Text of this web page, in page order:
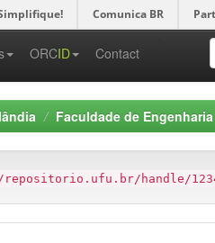
Comunica BR
ORCID Contact
Faculdade de
handle/